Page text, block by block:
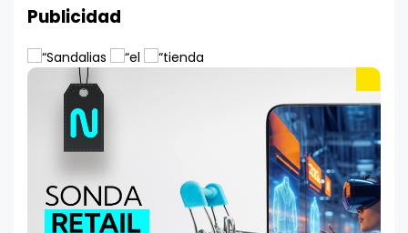
Publicidad